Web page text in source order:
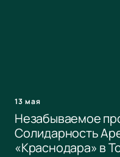
13 мая
Незабываемое
Солидарность
«Краснодара» в